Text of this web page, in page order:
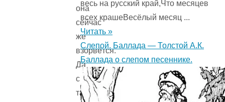
она
сейчас
же
взорвётся.
Да
с
такой
весь на русский край,Что месяцев
всех крашеВесёлый месяц ...
Читать »
Слепой. Баллада — Толстой А.К.
Баллада о слепом песеннике.